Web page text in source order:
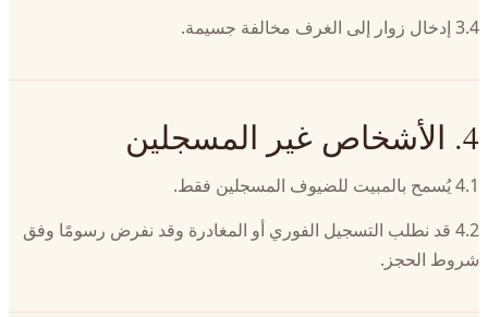
3.4 إدخال زوار إلى الغرف مخالفة جسيمة.
4. الأشخاص غير المسجلين
4.1 يُسمح بالمبيت للضيوف المسجلين فقط.
4.2 قد نطلب التسجيل الفوري أو المغادرة وقد نفرض رسومًا وفق
شروط الحجز.